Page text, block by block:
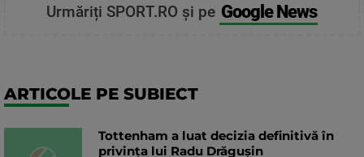
Urmăriți SPORT.RO și pe Google News
ARTICOLE PE SUBIECT
Tottenham a luat decizia definitivă în
privința lui Radu Drăgușin